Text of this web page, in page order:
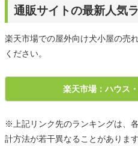
通販サイトの最新人気
楽天市場での屋外向け犬小屋の売
ください。
楽天市場：ハウス
※上記リンク先のランキングは、
計方法が若干異なることがあります